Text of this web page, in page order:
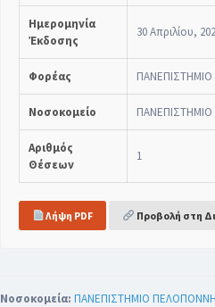
Ημερομηνία
Έκδοσης
30 Απριλίου,
Φορέας
Νοσοκομείο
Αριθμός
Θέσεων
1
Λήψη PDF Προβολή στη
Νοσοκομεία: ΠΑΝΕΠΙΣΤΗΜΙΟ